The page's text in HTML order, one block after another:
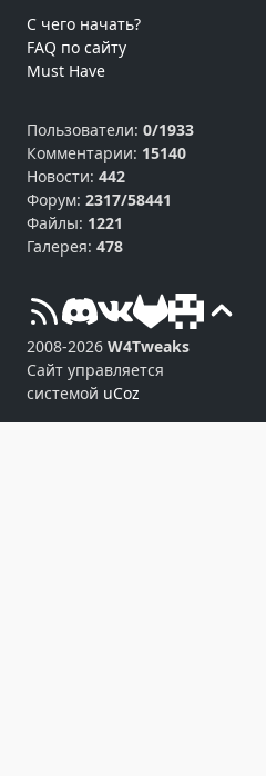
С чего начать?
FAQ по сайту
Must Have
Пользователи: 0/1933
Комментарии: 15140
Новости: 442
Форум: 2317/58441
Файлы: 1221
Галерея: 478
2008-2026 W4Tweaks
Сайт управляется
системой uCoz